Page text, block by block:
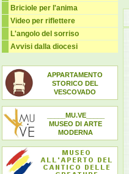
Briciole per l'anima
Video per riflettere
L'angolo del sorriso
Avvisi dalla diocesi
APPARTAMENTO
STORICO DEL
VESCOVADO
_____MU.VE_____
MUSEO DI ARTE
MODERNA